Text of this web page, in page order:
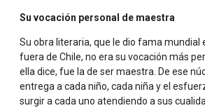
Su vocación personal de maestra
Su obra literaria, que le dio fama mundial
fuera de Chile, no era su vocación más
ella dice, fue la de ser maestra. De ese
entrega a cada niño, cada niña y el
surgir a cada uno atendiendo a sus
«Si no realizamos la igualdad y la
«La enseñanza de los niños es tal vez
de buscar a Dios.»